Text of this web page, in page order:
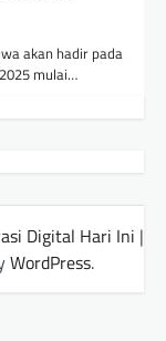
akan hadir pada
mulai…
Digital Hari Ini |
WordPress.